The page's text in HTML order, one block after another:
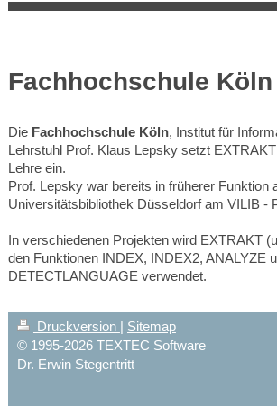
Fachhochschule Köln
Die Fachhochschule Köln, Institut für
Lehrstuhl Prof. Klaus Lepsky setzt
Lehre ein.
Prof. Lepsky war bereits in früherer Funktion
Universitätsbibliothek Düsseldorf am VILIB -
In verschiedenen Projekten wird EXTRAKT
den Funktionen INDEX, INDEX2, ANALYZE
DETECTLANGUAGE verwendet.
Druckversion | Sitemap
© 1995-2026 TEXTEC Software
Dr. Erwin Stegentritt